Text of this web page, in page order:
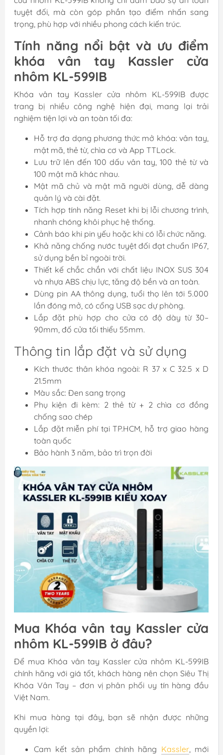
tuyệt đối, mà còn góp phần tạo điểm nhấn sang
trọng, phù hợp với nhiều phong cách kiến trúc.
Tính năng nổi bật và ưu điểm
khóa vân tay Kassler cửa
nhôm KL-599IB
Khóa vân tay Kassler cửa nhôm KL-599IB được
trang bị nhiều công nghệ hiện đại, mang lại trải
nghiệm tiện lợi và an toàn tối đa:
Hỗ trợ đa dạng phương thức mở khóa: vân tay,
mật mã, thẻ từ, chìa cơ và App TTLock.
Lưu trữ lên đến 100 dấu vân tay, 100 thẻ từ và
100 mật mã khác nhau.
Mật mã chủ và mật mã người dùng, dễ dàng
quản lý và cài đặt.
Tích hợp tính năng Reset khi bị lỗi chương trình,
nhanh chóng khôi phục hệ thống.
Cảnh báo khi pin yếu hoặc khi có lỗi chức năng.
Khả năng chống nước tuyệt đối đạt chuẩn IP67,
sử dụng bền bỉ ngoài trời.
Thiết kế chắc chắn với chất liệu INOX SUS 304
và nhựa ABS chịu lực, tăng độ bền và an toàn.
Dùng pin AA thông dụng, tuổi thọ lên tới 5.000
lần đóng mở, có cổng USB sạc dự phòng.
Lắp đặt phù hợp cho cửa có độ dày từ 30–
90mm, đố cửa tối thiểu 55mm.
Thông tin lắp đặt và sử dụng
Kích thước thân khóa ngoài: R 37 x C 32.5 x D
21.5mm
Màu sắc: Đen sang trọng
Phụ kiện đi kèm: 2 thẻ từ + 2 chìa cơ đồng
chống sao chép
Lắp đặt miễn phí tại TP.HCM, hỗ trợ giao hàng
toàn quốc
Bảo hành 3 năm, bảo trì trọn đời
Mua Khóa vân tay Kassler cửa
nhôm KL-599IB ở đâu?
Để mua Khóa vân tay Kassler cửa nhôm KL-599IB
chính hãng với giá tốt, khách hàng nên chọn Siêu Thị
Khóa Vân Tay – đơn vị phân phối uy tín hàng đầu
Việt Nam.
Khi mua hàng tại đây, bạn sẽ nhận được những
quyền lợi:
Cam kết sản phẩm chính hãng Kassler, mới